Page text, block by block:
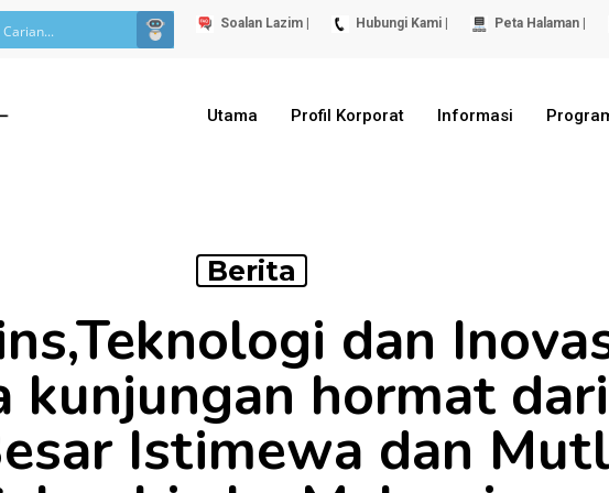
Soalan Lazim | Hubungi Kami | Peta Halaman |
Utama Profil Korporat Informasi
Berita
dan
kunjungan hormat
Istimewa dan